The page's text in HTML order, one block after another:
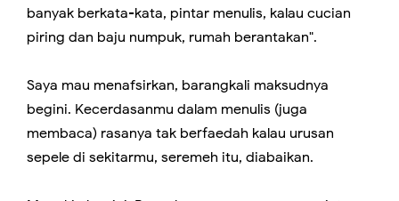
banyak berkata-kata, pintar menulis, kalau cucian
piring dan baju numpuk, rumah berantakan".
Saya mau menafsirkan, barangkali maksudnya
begini. Kecerdasanmu dalam menulis (juga
membaca) rasanya tak berfaedah kalau urusan
sepele di sekitarmu, seremeh itu, diabaikan.